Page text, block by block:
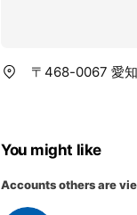
〒468-0067 愛
You might like
Accounts others are